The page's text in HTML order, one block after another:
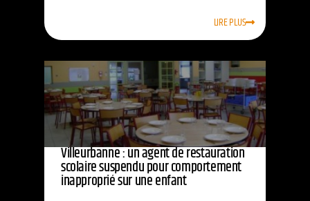
LIRE PLUS
Villeurbanne : un agent de restauration
scolaire suspendu pour comportement
inapproprié sur une enfant